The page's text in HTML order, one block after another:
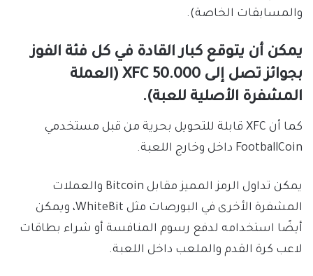
والمسابقات الخاصة).
يمكن أن يتوقع كبار القادة في كل فئة الفوز
بجوائز تصل إلى 50.000 XFC (العملة
المشفرة الأصلية للعبة).
كما أن XFC قابلة للتحويل بحرية من قبل مستخدمي
FootballCoin داخل وخارج اللعبة.
يمكن تداول الرمز المميز مقابل Bitcoin والعملات
المشفرة الأخرى في البورصات مثل WhiteBit، ويمكن
أيضًا استخدامه لدفع رسوم المنافسة أو شراء بطاقات
لاعب كرة القدم والملعب داخل اللعبة.